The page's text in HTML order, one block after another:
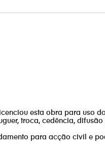
esta obra para uso
troca, cedência,
para acção civil e